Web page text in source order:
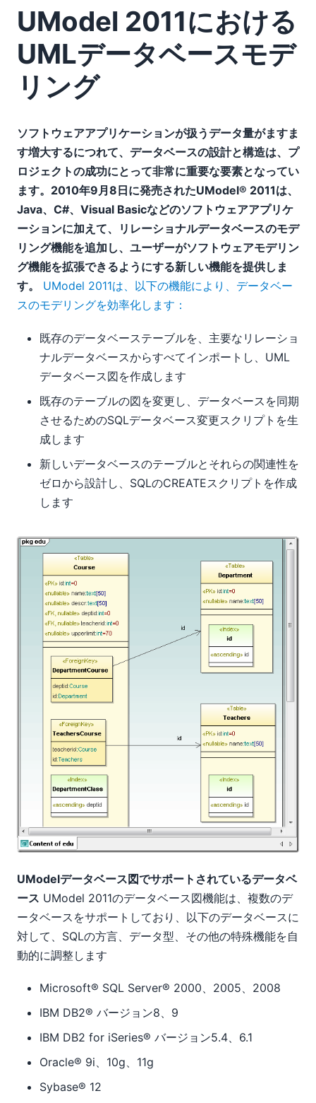
UModel 2011における
UMLデータベースモデ
リング
ソフトウェアアプリケーションが扱うデータ量がますま
す増大するにつれて、データベースの設計と構造は、プ
ロジェクトの成功にとって非常に重要な要素となってい
ます。2010年9月8日に発売されたUModel® 2011は、
Java、C#、Visual Basicなどのソフトウェアアプリケ
ーションに加えて、リレーショナルデータベースのモデ
リング機能を追加し、ユーザーがソフトウェアモデリン
グ機能を拡張できるようにする新しい機能を提供しま
す。
UModel 2011は、以下の機能により、データベー
スのモデリングを効率化します：
既存のデータベーステーブルを、主要なリレーショ
ナルデータベースからすべてインポートし、UML
データベース図を作成します
既存のテーブルの図を変更し、データベースを同期
させるためのSQLデータベース変更スクリプトを生
成します
新しいデータベースのテーブルとそれらの関連性を
ゼロから設計し、SQLのCREATEスクリプトを作成
します
UModelデータベース図でサポートされているデータベ
ース UModel 2011のデータベース図機能は、複数のデ
ータベースをサポートしており、以下のデータベースに
対して、SQLの方言、データ型、その他の特殊機能を自
動的に調整します
Microsoft® SQL Server® 2000、2005、2008
IBM DB2® バージョン8、9
IBM DB2 for iSeries® バージョン5.4、6.1
Oracle® 9i、10g、11g
Sybase® 12